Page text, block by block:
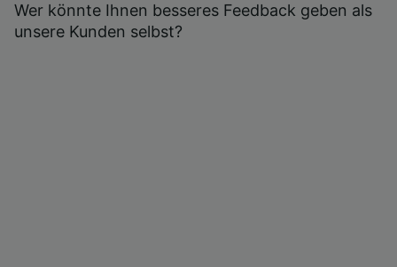
Wer könnte Ihnen besseres Feedback geben als
unsere Kunden selbst?